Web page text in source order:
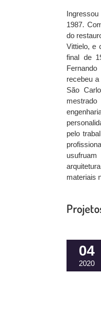
1987.
do
Vittielo, e
final de
recebeu
São
pelo
materiais
04
2020